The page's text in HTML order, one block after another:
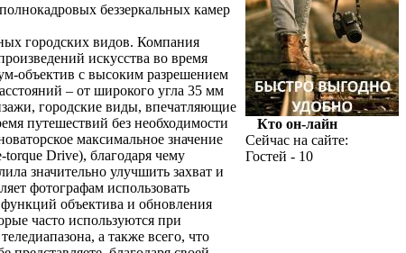
беззеркальных камер
городских видов. Компания
искусства во время
объектив с высоким разрешением
– от широкого угла 35 мм
городские виды, впечатляющие
путешествий без необходимости
максимальное значение
Drive), благодаря чему
значительно улучшить захват и
фотографам использовать
объектива и обновления
часто используются при
а также всего, что
Кто он-лайн
Сейчас на сайте:
Гостей - 10